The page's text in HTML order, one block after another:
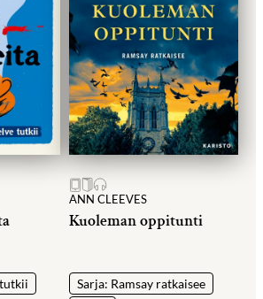
ANN CLEEVES
Kuoleman oppitunti
Sarja: Ramsay ratkaisee